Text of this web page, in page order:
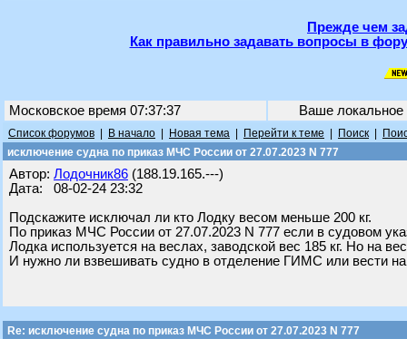
Прежде чем
Как правильно задавать вопросы в
Московское время 07:37:37 Ваше
Список форумов В начало Новая тема Перейти к теме Поиск
исключение судна по приказ МЧС России от 27.07.2023 N 777
Автор: Лодочник86 (188.19.165.---)
Дата: 08-02-24 23:32
Подскажите исключал ли кто Лодку весом меньше 200 кг.
По приказ МЧС России от 27.07.2023 N 777 если в судовом
Лодка используется на веслах, заводской вес 185 кг. Но на
И нужно ли взвешивать судно в отделение ГИМС или вести
Re: исключение судна по приказ МЧС России от 27.07.2023 N 777